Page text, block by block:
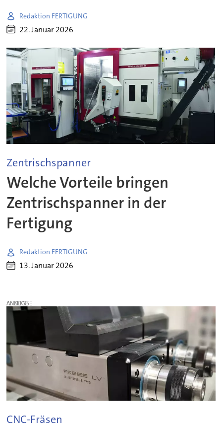
Redaktion FERTIGUNG
22. Januar 2026
Zentrischspanner
Welche Vorteile bringen
Zentrischspanner in der
Fertigung
Redaktion FERTIGUNG
13. Januar 2026
ANZEIGE
CNC-Fräsen